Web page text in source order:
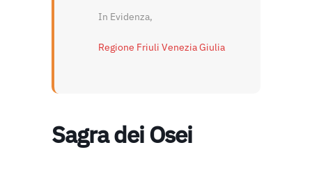
In Evidenza,
Regione Friuli Venezia Giulia
Sagra dei Osei